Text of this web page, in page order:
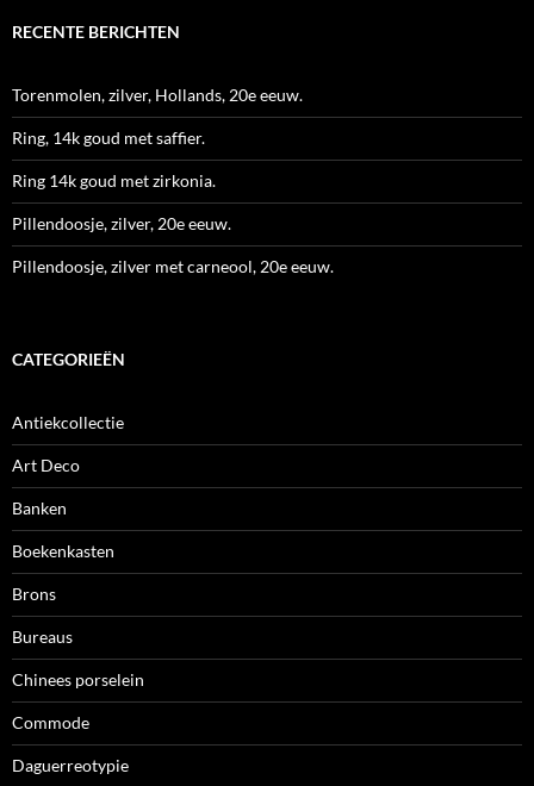
RECENTE BERICHTEN
Torenmolen, zilver, Hollands, 20e eeuw.
Ring, 14k goud met saffier.
Ring 14k goud met zirkonia.
Pillendoosje, zilver, 20e eeuw.
Pillendoosje, zilver met carneool, 20e eeuw.
CATEGORIEËN
Antiekcollectie
Art Deco
Banken
Boekenkasten
Brons
Bureaus
Chinees porselein
Commode
Daguerreotypie